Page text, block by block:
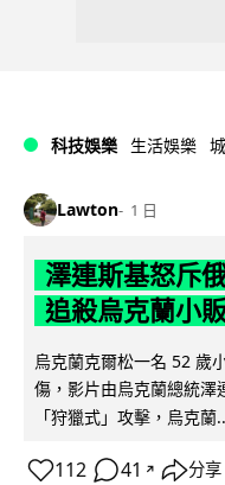
科技娛樂 生活娛樂
Lawton 1 日
澤連斯基怒斥
追殺烏克蘭小
烏克蘭克爾松一名 52 歲
傷，影片由烏克蘭總統澤
「狩獵式」攻擊，烏克蘭
112 41 ↗ 分享